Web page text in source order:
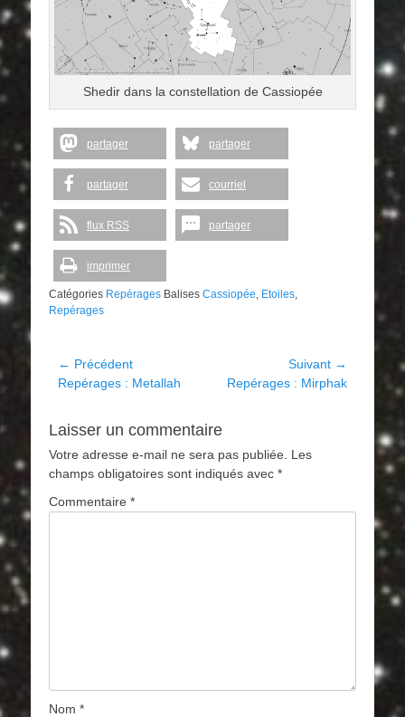
Shedir dans la constellation de Cassiopée
partager partager
partager courriel
flux RSS partager
imprimer
Catégories Repérages Balises Cassiopée, Etoiles,
Repérages
Navigation
de
← Précédent
Article
Repérages : Metallah
Suivant →
ArticleRepérages : Mirphak
Laisser un commentaire
Votre adresse e-mail ne sera pas publiée. Les
champs obligatoires sont indiqués avec *
Commentaire *
Nom *